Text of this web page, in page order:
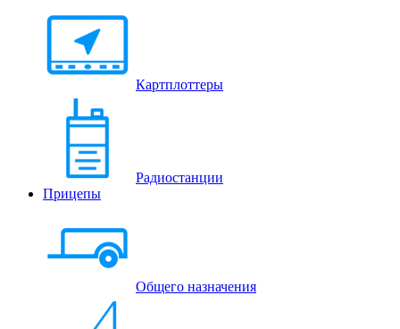
Картплоттеры
Радиостанции
Прицепы
Общего назначения